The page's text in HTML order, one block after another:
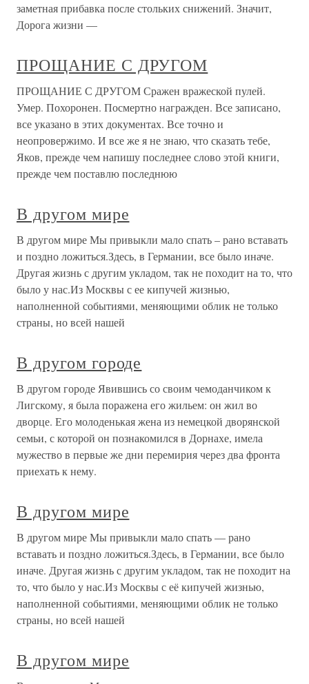
заметная прибавка после стольких снижений. Значит,
Дорога жизни —
ПРОЩАНИЕ С ДРУГОМ
ПРОЩАНИЕ С ДРУГОМ Сражен вражеской пулей.
Умер. Похоронен. Посмертно награжден. Все записано,
все указано в этих документах. Все точно и
неопровержимо. И все же я не знаю, что сказать тебе,
Яков, прежде чем напишу последнее слово этой книги,
прежде чем поставлю последнюю
В другом мире
В другом мире Мы привыкли мало спать – рано вставать
и поздно ложиться.Здесь, в Германии, все было иначе.
Другая жизнь с другим укладом, так не походит на то, что
было у нас.Из Москвы с ее кипучей жизнью,
наполненной событиями, меняющими облик не только
страны, но всей нашей
В другом городе
В другом городе Явившись со своим чемоданчиком к
Лигскому, я была поражена его жильем: он жил во
дворце. Его молоденькая жена из немецкой дворянской
семьи, с которой он познакомился в Дорнахе, имела
мужество в первые же дни перемирия через два фронта
приехать к нему.
В другом мире
В другом мире Мы привыкли мало спать — рано
вставать и поздно ложиться.Здесь, в Германии, все было
иначе. Другая жизнь с другим укладом, так не походит на
то, что было у нас.Из Москвы с её кипучей жизнью,
наполненной событиями, меняющими облик не только
страны, но всей нашей
В другом мире